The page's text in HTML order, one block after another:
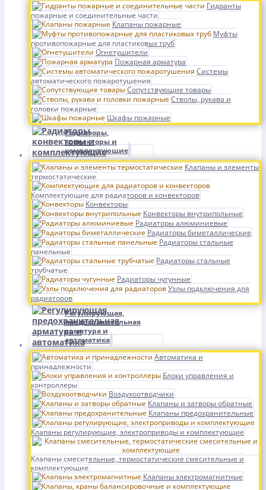
Гидранты
пожарные и соединительные части
Клапаны пожарные
Муфты
противопожарные для пластиковых труб
Огнетушители
Пожарная арматура
Системы
автоматического пожаротушения
Сопутствующие товары
Стволы, рукава и
головки пожарные
Шкафы пожарные
Радиаторы,
конвекторы и
комплектующие
Клапаны и элементы
термостатические
Комплектующие для радиаторов и конвекторов
Конвекторы
Конвекторы внутрипольные
Радиаторы алюминиевые
Радиаторы биметаллические
Радиаторы стальные
панельные
Радиаторы стальные
трубчатые
Радиаторы чугунные
Узлы подключения для
радиаторов
Регулирующая,
предохранительная
арматура и
автоматика
Автоматика и
принадлежности
Блоки управления и
контроллеры
Воздухоотводчики
Клапаны и затворы обратные
Клапаны предохранительные
Клапаны регулирующие, электроприводы и комплектующие
Клапаны смесительные, термостатические смесительные и
комплектующие
Клапаны электромагнитные